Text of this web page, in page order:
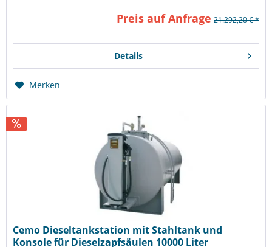
Preis auf Anfrage 21.292,20 € *
Details
Merken
Cemo Dieseltankstation mit Stahltank und
Konsole für Dieselzapfsäulen 10000 Liter